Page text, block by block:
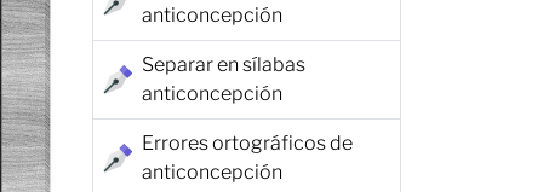
anticoncepción
Separar en sílabas
anticoncepción
Errores ortográficos de
anticoncepción